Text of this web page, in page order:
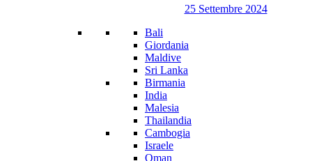
25 Settembre 2024
Bali
Giordania
Maldive
Sri Lanka
Birmania
India
Malesia
Thailandia
Cambogia
Israele
Oman